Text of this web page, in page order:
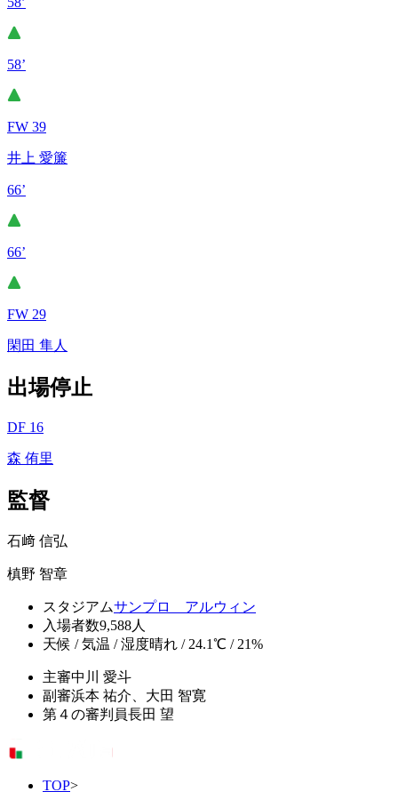
58’
FW 39
井上 愛簾
66’
66’
FW 29
閑田 隼人
出場停止
DF 16
森 侑里
監督
石﨑 信弘
槙野 智章
スタジアムサンプロ アルウィン
入場者数9,588人
天候 / 気温 / 湿度晴れ / 24.1℃ / 21%
主審中川 愛斗
副審浜本 祐介、大田 智寛
第４の審判員長田 望
TOP>